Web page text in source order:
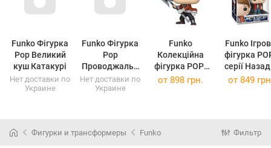
Funko Фігурка
Pop Великий
куш Катакурі
Funko Фігурка
Pop
Проводжальн
иця Фрірен
Ферн
Funko
Колекційна
фігурка POP!
Frieren at the
Funko
фігурка POP!
cерії
майбутнє
Нет доставки по
Украине
Нет доставки по
Украине
от 898 грн. от 849
Фигурки и трансформеры Funko Фильтр